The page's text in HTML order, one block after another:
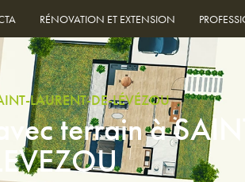
RÉNOVATION ET EXTENSION
LAURENT-DE-LÉVÉZOU
terrain à